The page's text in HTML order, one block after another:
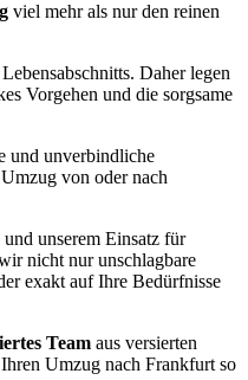
viel mehr als nur den reinen
Daher legen
Vorgehen und die sorgsame
und unverbindliche
von oder nach
und unserem Einsatz für
nicht nur unschlagbare
exakt auf Ihre Bedürfnisse
Team aus versierten
Umzug nach Frankfurt so